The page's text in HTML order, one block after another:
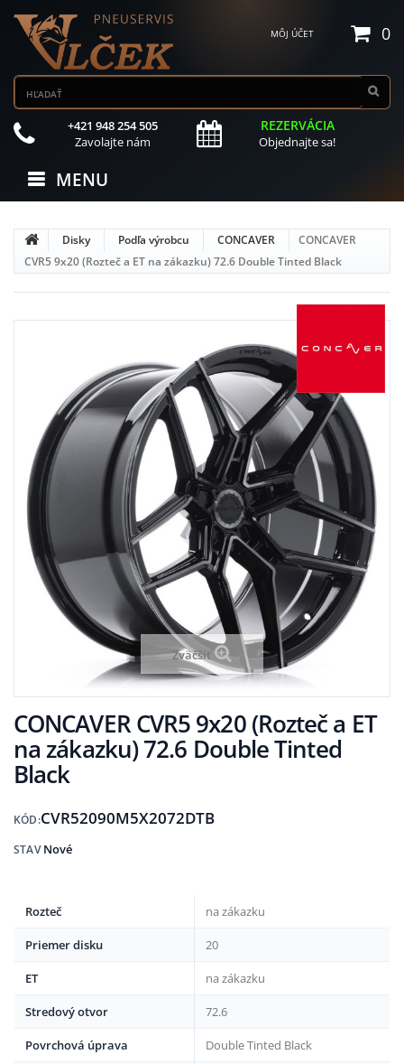
0
MÔJ ÚČET
+421 948 254 505
Zavolajte nám
REZERVÁCIA
Objednajte sa!
MENU
Disky Podľa výrobcu CONCAVER
CONCAVER
CVR5 9x20 (Rozteč a ET na zákazku) 72.6 Double Tinted Black
Zväčšiť
CONCAVER CVR5 9x20 (Rozteč a ET
na zákazku) 72.6 Double Tinted
Black
KÓD:CVR52090M5X2072DTB
STAV Nové
Rozteč na zákazku
Priemer disku 20
ET na zákazku
Stredový otvor 72.6
Povrchová úprava Double Tinted Black